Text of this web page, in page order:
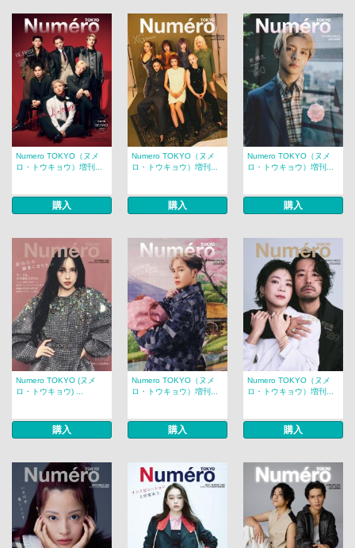
Numero TOKYO（ヌメ
ロ・トウキョウ）増刊...
購入
Numero TOKYO（ヌメ
ロ・トウキョウ）増刊...
購入
Numero TOKYO（ヌメ
ロ・トウキョウ）増刊...
購入
Numero TOKYO (ヌメ
ロ・トウキョウ) ...
購入
Numero TOKYO（ヌメ
ロ・トウキョウ）増刊...
購入
Numero TOKYO（ヌメ
ロ・トウキョウ）増刊...
購入